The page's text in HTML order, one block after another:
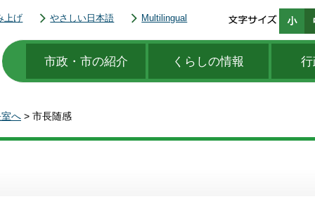
上げ やさしい日本語 Multilingual
市政・市の紹介 くらしの情報
へ > 市長随感